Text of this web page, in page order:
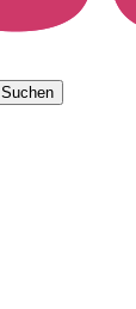
Suchen